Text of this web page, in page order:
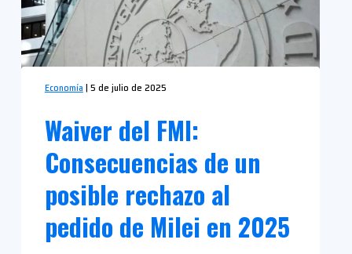
Economía | 5 de julio de 2025
Waiver del FMI:
Consecuencias de un
posible rechazo al
pedido de Milei en 2025